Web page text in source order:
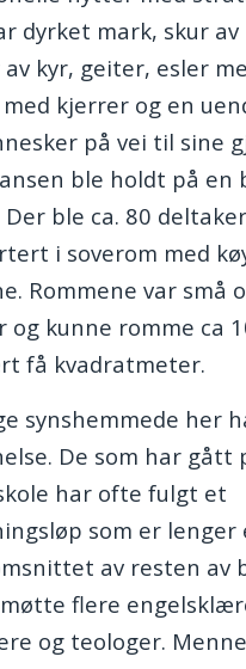
dyrket mark, skur av
kyr, geiter, esler
kjerrer og en
på vei til sine
ble holdt på en
Der ble ca. 80
i soverom med
Rommene var små
og kunne romme ca
få kvadratmeter.
synshemmede her
De som har gått
har ofte fulgt et
som er lenger
av resten av
flere
og teologer.